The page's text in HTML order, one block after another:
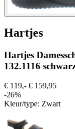
Hartjes
Hartjes
132.1116
€ 119,- € 159,95
-26%
Kleur/type: Zwart